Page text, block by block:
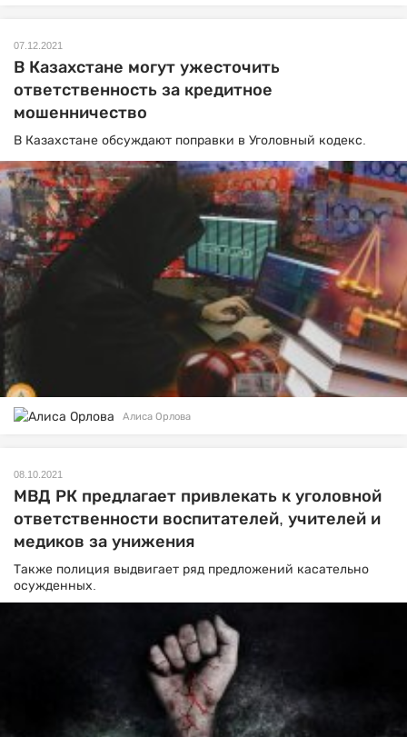
07.12.2021
В Казахстане могут ужесточить
ответственность за кредитное
мошенничество
В Казахстане обсуждают поправки в Уголовный кодекс.
Алиса Орлова
08.10.2021
МВД РК предлагает привлекать к уголовной
ответственности воспитателей, учителей и
медиков за унижения
Также полиция выдвигает ряд предложений касательно
осужденных.